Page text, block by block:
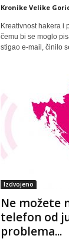
Kronike Velike
Kreativnost hakera i
čemu bi se moglo
stigao e-mail, činilo
Izdvojeno
Ne možete
telefon od
problema...